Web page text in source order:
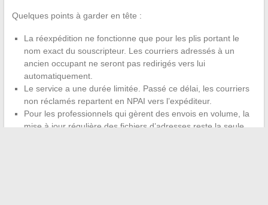
Quelques points à garder en tête :
La réexpédition ne fonctionne que pour les plis portant le
nom exact du souscripteur. Les courriers adressés à un
ancien occupant ne seront pas redirigés vers lui
automatiquement.
Le service a une durée limitée. Passé ce délai, les courriers
non réclamés repartent en NPAI vers l’expéditeur.
Pour les professionnels qui gèrent des envois en volume, la
mise à jour régulière des fichiers d’adresses reste la seule